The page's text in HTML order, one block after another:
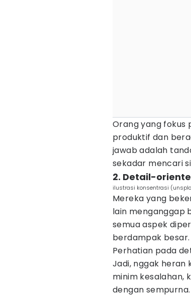
Orang yang fokus
produktif dan
jawab adalah
sekadar mencari
2. Detail-
ilustrasi konsentrasi
Mereka yang
lain menganggap
semua aspek
berdampak besar.
Perhatian pada
Jadi, nggak heran
minim kesalahan,
dengan sempurna.